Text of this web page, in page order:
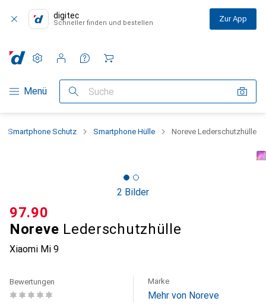
digitec
Schneller finden und bestellen Zur App
Navigation nach Kategorien
Menü Suche
Einstellungen
Kundenkonto
Vergleichslisten
Merklisten
Warenkorb
Smartphone Schutz Smartphone Hülle Noreve Lederschutzhülle
2 Bilder
Noreve Lederschutzhülle
Xiaomi Mi 9
CHF
97.90
Bewertungen Marke
Mehr von Noreve